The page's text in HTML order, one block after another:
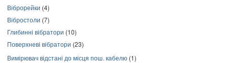
Віброрейки (4)
Вібростоли (7)
Глибинні вібратори (10)
Поверхневі вібратори (23)
Вимірювач відстані до місця пош. кабелю (1)